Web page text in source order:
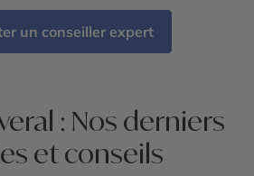
un conseiller expert
: Nos derniers
et conseils